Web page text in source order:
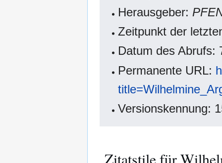
Herausgeber:
Zeitpunkt der
Datum des Abrufs:
Permanente URL:
Versionskennung:
Zitatstile für